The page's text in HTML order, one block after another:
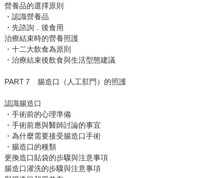
營養品的選擇原則
・認識營養品
・先諮詢．後食用
治療結束時的營養照護
・十二大飲食為原則
・治療結束後飲食與生活型態建議
PART 7 腸造口（人工肛門）的照護
認識腸造口
・手術前的心理準備
・手術前應與醫師討論的事宜
・為什麼需要接受腸造口手術
・腸造口的種類
更換造口貼袋的步驟與注意事項
腸造口灌洗的步驟與注意事項